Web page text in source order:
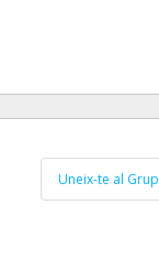
Uneix-te al Grup